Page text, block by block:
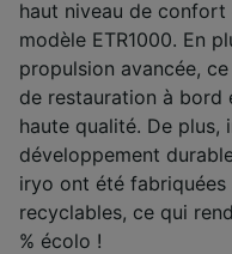
haut niveau de confort
modèle ETR1000. En
propulsion avancée,
de restauration à bord
haute qualité. De plus,
développement
iryo ont été
recyclables, ce qui
% écolo !